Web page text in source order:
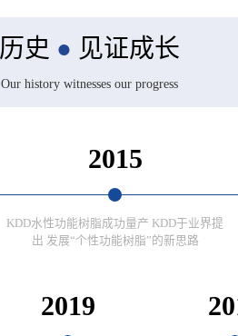
历史 ● 见证成长
Our history witnesses our progress
2015
KDD水性功能树脂成功量产 KDD于业界提
出 发展“个性功能树脂”的新思路
2019